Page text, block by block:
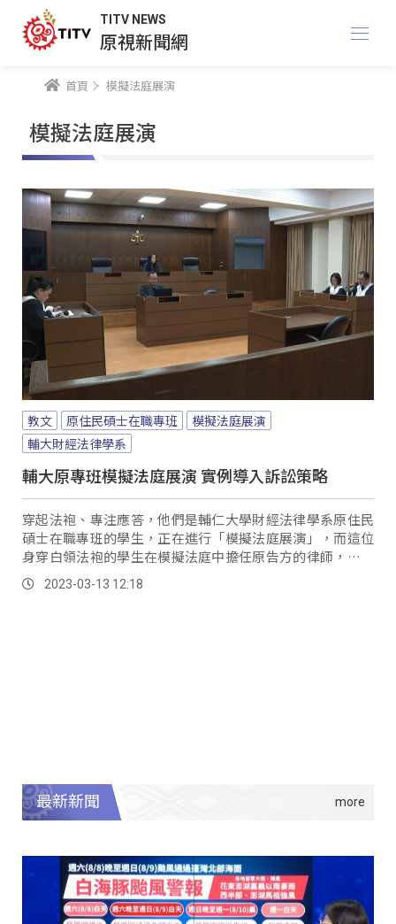
TITV NEWS
原視新聞網
首頁 模擬法庭展演
模擬法庭展演
教文 原住民碩士在職專班
模擬法庭展演
輔大財經法律學系
輔大原專班模擬法庭展演 實例導入訴訟策略
穿起法袍、專注應答，他們是輔仁大學財經法律學系原住民
碩士在職專班的學生，正在進行「模擬法庭展演」，而這位
身穿白領法袍的學生在模擬法庭中擔任原告方的律師，展演
的內容就是「原保地買賣爭議」，更是他家的真實案例改編
而成。2023-03-13 12:18
最新新聞